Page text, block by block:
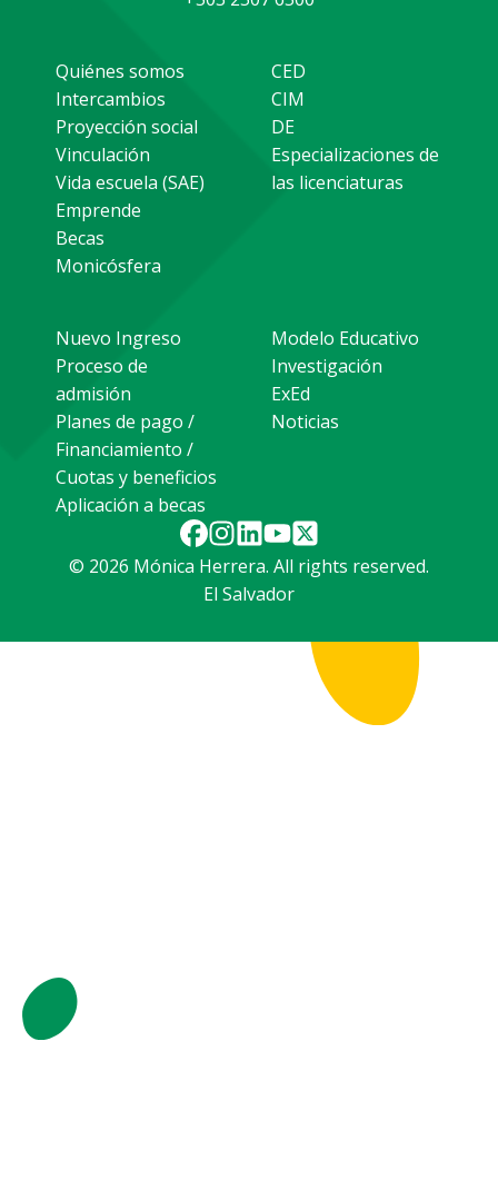
Quiénes somos
Intercambios
Proyección social
Vinculación
Vida escuela (SAE)
Emprende
Becas
Monicósfera
CED
CIM
DE
Especializaciones de
las licenciaturas
Nuevo Ingreso
Proceso de
admisión
Planes de pago /
Financiamiento /
Cuotas y beneficios
Aplicación a becas
Modelo Educativo
Investigación
ExEd
Noticias
© 2026 Mónica Herrera. All rights reserved.
El Salvador